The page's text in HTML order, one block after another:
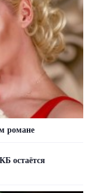
романе
остаётся